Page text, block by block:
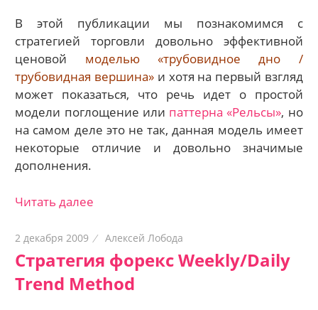
В этой публикации мы познакомимся с
стратегией торговли довольно эффективной
ценовой моделью «трубовидное дно /
трубовидная вершина» и хотя на первый взгляд
может показаться, что речь идет о простой
модели поглощение или паттерна «Рельсы», но
на самом деле это не так, данная модель имеет
некоторые отличие и довольно значимые
дополнения.
Читать далее
2 декабря 2009 Алексей Лобода
Стратегия форекс Weekly/Daily
Trend Method